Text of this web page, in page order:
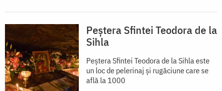
Peștera Sfintei Teodora de la
Sihla
Peștera Sfintei Teodora de la Sihla este
un loc de pelerinaj și rugăciune care se
află la 1000